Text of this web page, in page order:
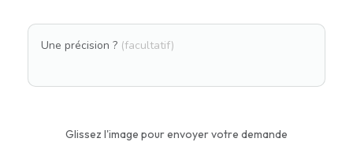
Une précision ? (facultatif)
Glissez l'image pour envoyer votre demande